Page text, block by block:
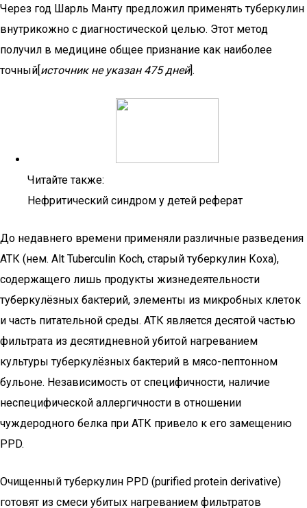
Через год Шарль Манту предложил применять туберкулин
внутрикожно с диагностической целью. Этот метод
получил в медицине общее признание как наиболее
точный[источник не указан 475 дней].
Читайте также:
Нефритический синдром у детей реферат
До недавнего времени применяли различные разведения
АТК (нем. Alt Tuberculin Koch, старый туберкулин Коха),
содержащего лишь продукты жизнедеятельности
туберкулёзных бактерий, элементы из микробных клеток
и часть питательной среды. АТК является десятой частью
фильтрата из десятидневной убитой нагреванием
культуры туберкулёзных бактерий в мясо-пептонном
бульоне. Независимость от специфичности, наличие
неспецифической аллергичности в отношении
чуждеродного белка при АТК привело к его замещению
PPD.
Очищенный туберкулин PPD (purified protein derivative)
готовят из смеси убитых нагреванием фильтратов